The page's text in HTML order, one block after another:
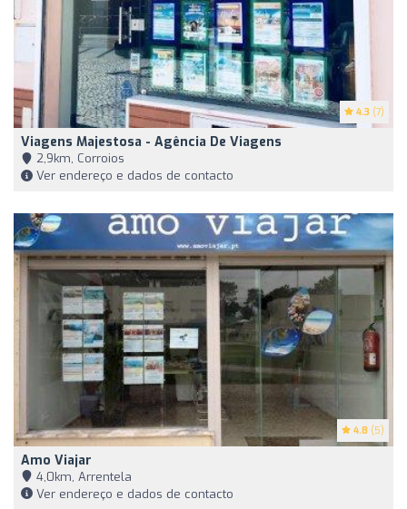
4.3 (7)
Viagens Majestosa - Agência De Viagens
2,9km, Corroios
Ver endereço e dados de contacto
4.8 (5)
Amo Viajar
4,0km, Arrentela
Ver endereço e dados de contacto